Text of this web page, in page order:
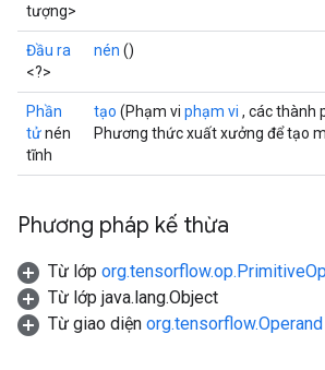
tượng>
Đầu ra
<?>
nén ()
Phần
tửnén
tĩnh
tạo (Phạm vi phạm vi , các thành
Phương thức xuất xưởng để tạo
Phương pháp kế thừa
Từ lớp org.tensorflow.op.PrimitiveOp
Từ lớp java.lang.Object
Từ giao diện org.tensorflow.Operand